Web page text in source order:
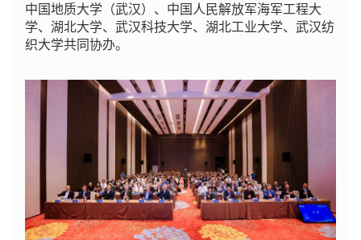
中国地质大学（武汉）、中国人民解放军海军工程大
学、湖北大学、武汉科技大学、湖北工业大学、武汉纺
织大学共同协办。